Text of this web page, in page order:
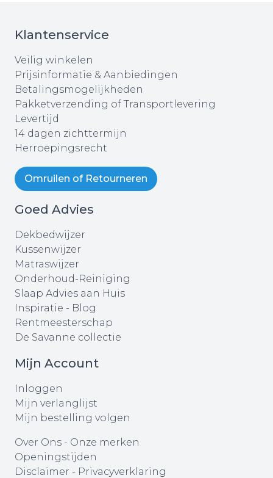
Klantenservice
Veilig winkelen
Prijsinformatie & Aanbiedingen
Betalingsmogelijkheden
Pakketverzending of Transportlevering
Levertijd
14 dagen zichttermijn
Herroepingsrecht
Omruilen of Retourneren
Goed Advies
Dekbedwijzer
Kussenwijzer
Matraswijzer
Onderhoud-Reiniging
Slaap Advies aan Huis
Inspiratie - Blog
Rentmeesterschap
De Savanne collectie
Mijn Account
Inloggen
Mijn verlanglijst
Mijn bestelling volgen
Over Ons - Onze merken
Openingstijden
Disclaimer - Privacyverklaring